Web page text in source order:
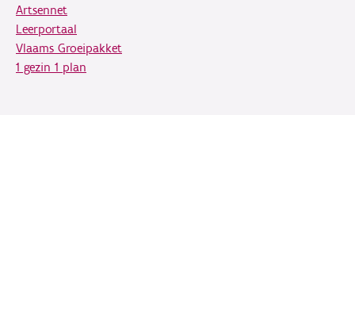
Artsennet
Leerportaal
Vlaams Groeipakket
1 gezin 1 plan